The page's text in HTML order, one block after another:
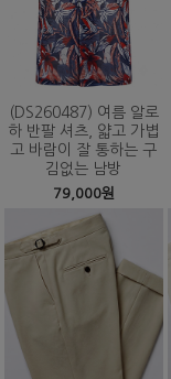
(DS260487) 여름 알로
하 반팔 셔츠, 얇고 가볍
고 바람이 잘 통하는 구
김없는 남방
79,000원